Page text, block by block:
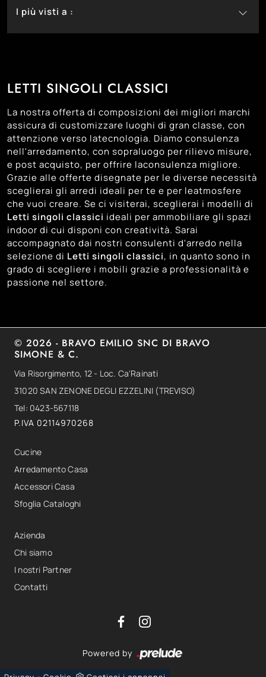
Con Letto Estraibile 5
Con Testiera
I più visti a :
Bassano Del Grappa
Montebelluna
Trento 22
Treviso 23
Venezia 32
Vicenza 28
LETTI SINGOLI CLASSICI
La nostra offerta di composizioni dei migliori marchi
assicura di customizzare luoghi di gran classe, con
attenzione verso latecnologia. Diamo consulenza
nell'arredamento, con sopraluogo per rilievo misure,
e post acquisto, per offrire laconsulenza migliore.
Grazie alle offerte disegnate per le diverse necessità
sceglierai gli arredi ideali per te e per leatmosfere
che vuoi creare. Se ci visiterai, sceglierai i modelli di
Letti singoli classici ideali per ammobiliare gli spazi
indoor di cui disponi con creatività. Sarai
accompagnato dai nostri consulenti d'arredo nella
selezione di Letti singoli classici, in quanto sono in
grado di scegliere i mobili grazie a professionalità e
passione nel settore.
© 2026 - BRAVO EMILIO SNC DI BRAVO
SIMONE & C.
Via Risorgimento, 12 - Loc. Ca'Rainati
31020 SAN ZENONE DEGLI EZZELINI (TREVISO)
Tel: 0423-567118
P.IVA 02114970268
Cucine
Arredamento Casa
Accessori Casa
Sfoglia Cataloghi
Azienda
Chi siamo
I nostri Partner
Contatti
Powered by